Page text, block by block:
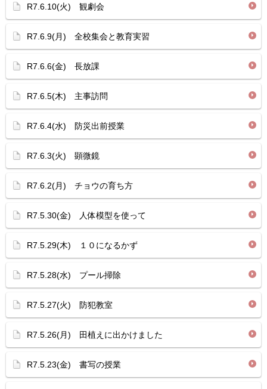
R7.6.10(火) 観劇会
R7.6.9(月) 全校集会と教育実習
R7.6.6(金) 長放課
R7.6.5(木) 主事訪問
R7.6.4(水) 防災出前授業
R7.6.3(火) 顕微鏡
R7.6.2(月) チョウの育ち方
R7.5.30(金) 人体模型を使って
R7.5.29(木) １０になるかず
R7.5.28(水) プール掃除
R7.5.27(火) 防犯教室
R7.5.26(月) 田植えに出かけました
R7.5.23(金) 書写の授業